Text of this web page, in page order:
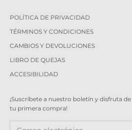
POLÍTICA DE PRIVACIDAD
TÉRMINOS Y CONDICIONES
CAMBIOS Y DEVOLUCIONES
LIBRO DE QUEJAS
ACCESIBILIDAD
¡Suscríbete a nuestro boletín y disfruta de
tu primera compra!